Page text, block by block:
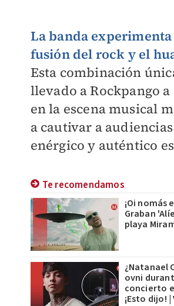
La banda
fusión del rock y el
Esta combinación
llevado a Rockpango
en la escena musical
a cautivar a
enérgico y auténtico
Te recomendamos
¡Oi nomás
Graban
playa
¿Natanael
ovni
concierto
¡Esto dijo! |